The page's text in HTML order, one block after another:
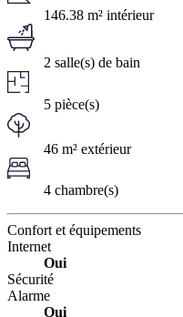
146.38 m² intérieur
2 salle(s) de bain
5 pièce(s)
46 m² extérieur
4 chambre(s)
Confort et équipements
Internet
Oui
Sécurité
Alarme
Oui